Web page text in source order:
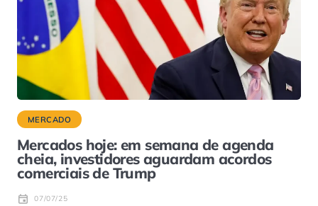
MERCADO
Mercados hoje: em semana de agenda
cheia, investidores aguardam acordos
comerciais de Trump
07/07/25